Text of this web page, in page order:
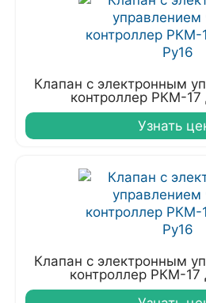
Клапан с электронным
контроллер РКМ-
Узнать
Клапан с электронным
контроллер РКМ-